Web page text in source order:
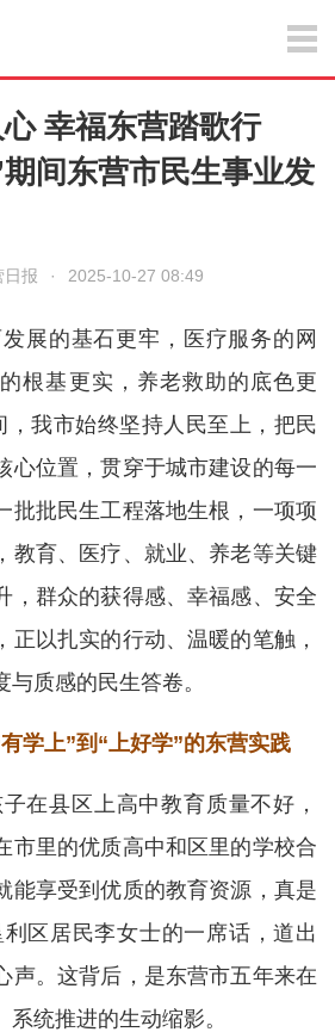
幸福东营踏歌行
间东营市民生事业发
日报 · 2025-10-27 08:49
展的基石更牢，医疗服务的网
根基更实，养老救助的底色更
我市始终坚持人民至上，把民
心位置，贯穿于城市建设的每一
批批民生工程落地生根，一项项
教育、医疗、就业、养老等关键
，群众的获得感、幸福感、安全
正以扎实的行动、温暖的笔触，
质感的民生答卷。
学上”到“上好学”的东营实践
在县区上高中教育质量不好，
市里的优质高中和区里的学校合
能享受到优质的教育资源，真是
利区居民李女士的一席话，道出
声。这背后，是东营市五年来在
统推进的生动缩影。